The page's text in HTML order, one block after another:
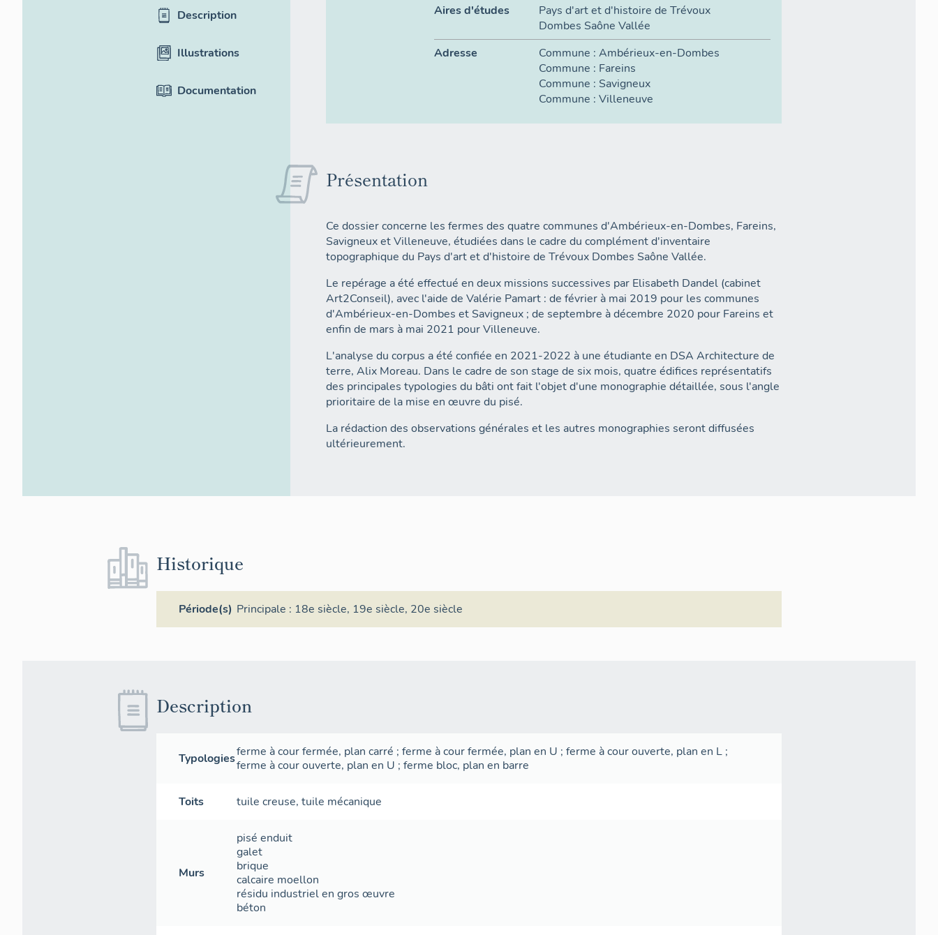
Description
Illustrations
Documentation
Aires d'études
Pays d'art et d'histoire de Trévoux
Dombes Saône Vallée
Adresse
Commune :Ambérieux-en-Dombes
Commune : Fareins
Commune : Savigneux
Commune :Villeneuve
Présentation
Ce dossier concerne les fermes des quatre communes d'Ambérieux-en-Dombes, Fareins,
Savigneux et Villeneuve, étudiées dans le cadre du complément d'inventaire
topographique du Pays d'art et d'histoire de Trévoux Dombes Saône Vallée.
Le repérage a été effectué en deux missions successives par Elisabeth Dandel (cabinet
Art2Conseil), avec l'aide de Valérie Pamart : de février à mai 2019 pour les communes
d'Ambérieux-en-Dombes et Savigneux ; de septembre à décembre 2020 pour Fareins et
enfin de mars à mai 2021 pour Villeneuve.
L'analyse du corpus a été confiée en 2021-2022 à une étudiante en DSA Architecture de
terre, Alix Moreau. Dans le cadre de son stage de six mois, quatre édifices représentatifs
des principales typologies du bâti ont fait l'objet d'une monographie détaillée, sous l'angle
prioritaire de la mise en œuvre du pisé.
La rédaction des observations générales et les autres monographies seront diffusées
ultérieurement.
Historique
Période(s) Principale : 18e siècle, 19e siècle, 20e siècle
Description
Typologiesferme à cour fermée, plan carré ;ferme à cour fermée, plan en U ;ferme à cour ouverte, plan en L ;
ferme à cour ouverte, plan en U ;ferme bloc, plan en barre
Toits tuile creuse,tuile mécanique
Murs
pisé enduit
galet
brique
calcaire moellon
résidu industriel en gros œuvre
béton